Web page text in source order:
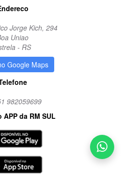
Jorge Kich, 294
Uniao
- RS
Google Maps
982059699
APP da RM SUL